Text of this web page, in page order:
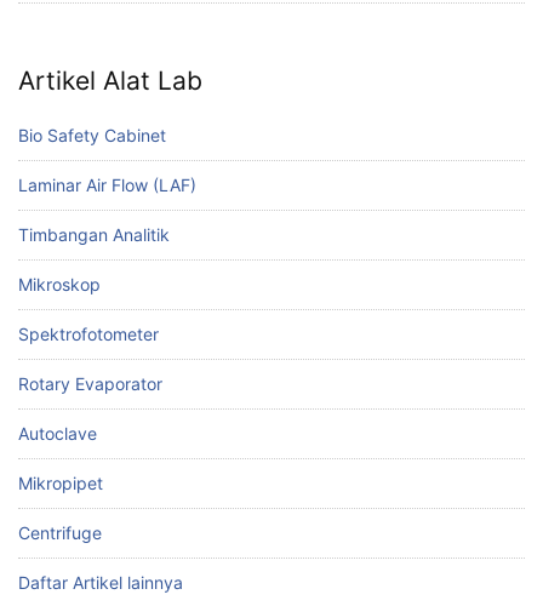
Artikel Alat Lab
Bio Safety Cabinet
Laminar Air Flow (LAF)
Timbangan Analitik
Mikroskop
Spektrofotometer
Rotary Evaporator
Autoclave
Mikropipet
Centrifuge
Daftar Artikel lainnya